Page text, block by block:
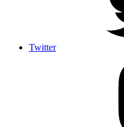
Twitter